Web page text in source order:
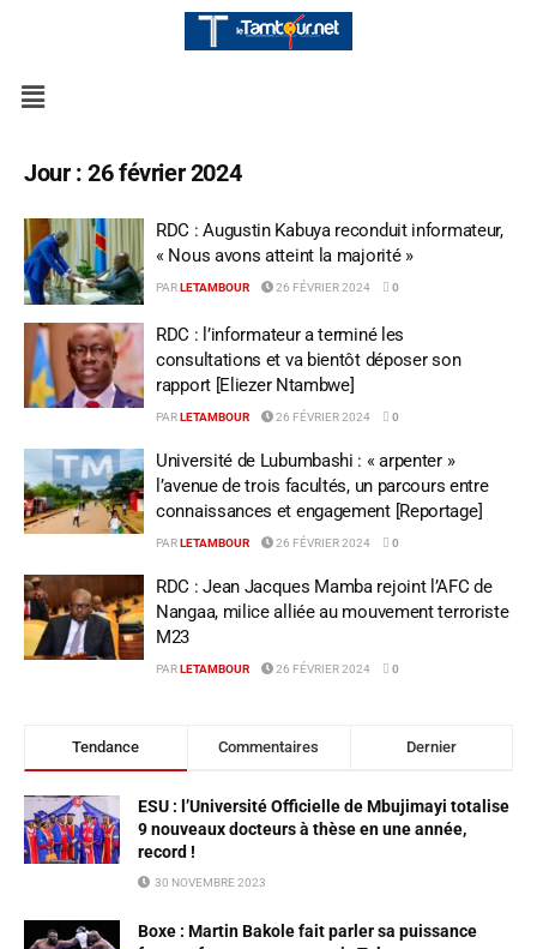
Jour :26 février 2024
RDC : Augustin Kabuya reconduit informateur,
« Nous avons atteint la majorité »
PAR LETAMBOUR 26 FÉVRIER 2024 0
RDC : l’informateur a terminé les
consultations et va bientôt déposer son
rapport [Eliezer Ntambwe]
PARLETAMBOUR 26 FÉVRIER 2024 0
Université de Lubumbashi : « arpenter »
l’avenue de trois facultés, un parcours entre
connaissances et engagement [Reportage]
PARLETAMBOUR 26 FÉVRIER 2024 0
RDC : Jean Jacques Mamba rejoint l’AFC de
Nangaa, milice alliée au mouvement terroriste
M23
PARLETAMBOUR 26 FÉVRIER 2024 0
Tendance Commentaires Dernier
ESU : l’Université Officielle de Mbujimayi totalise
9 nouveaux docteurs à thèse en une année,
record !
30 NOVEMBRE 2023
Boxe : Martin Bakole fait parler sa puissance